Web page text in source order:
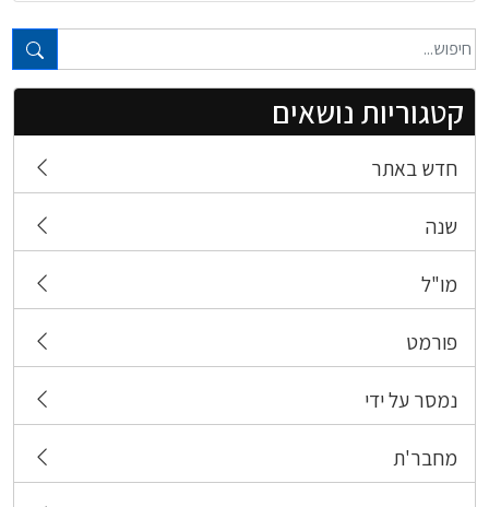
טקסט חופשי...
קטגוריות נושאים
חדש באתר
שנה
מו"ל
פורמט
נמסר על ידי
מחבר'ת